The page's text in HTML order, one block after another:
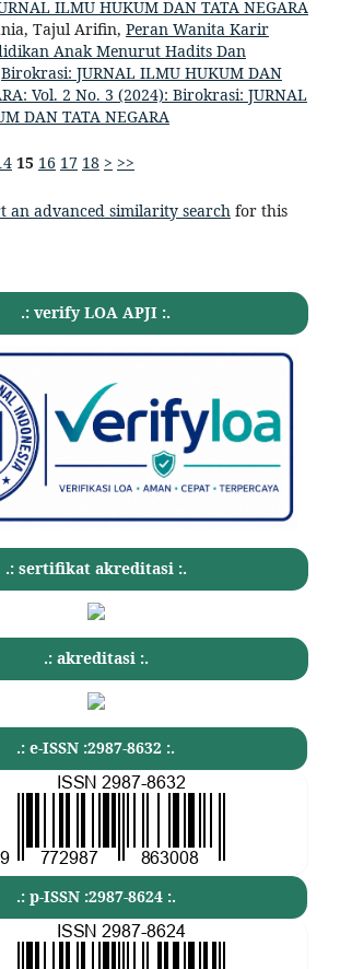
ILMU HUKUM DAN TATA NEGARA
Tajul Arifin, Peran Wanita Karir
Anak Menurut Hadits Dan
Birokrasi: JURNAL ILMU HUKUM DAN
Vol. 2 No. 3 (2024): Birokrasi: JURNAL
DAN TATA NEGARA
15 16 17 18 > >>
an advanced similarity search for this
.: verify LOA APJI :.
.: sertifikat akreditasi :.
.: akreditasi :.
.: e-ISSN :2987-8632 :.
.: p-ISSN :2987-8624 :.